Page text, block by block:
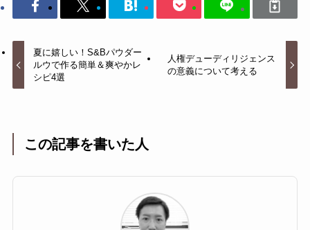
夏に嬉しい！S&Bパウダー
ルウで作る簡単＆爽やかレ
シピ4選
人権デューディリジェンス
の意義について考える
この記事を書いた人